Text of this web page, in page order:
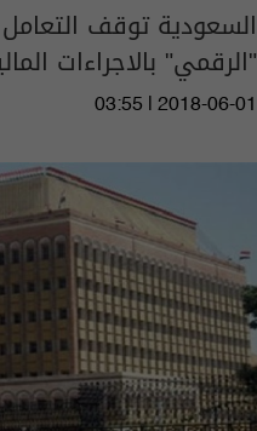
السعودية توقف
"الرقمي" بالاجراءات
03:55 | 2018-06-01